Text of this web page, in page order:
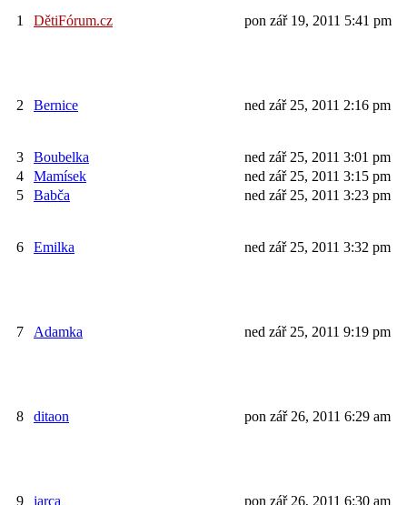
1 DětiFórum.cz pon zář 19, 2011 5:41 pm
2 Bernice ned zář 25, 2011 2:16 pm
3 Boubelka
ned zář 25, 2011 3:01 pm
4
Mamísek
ned zář 25, 2011 3:15 pm
5
Babča ned zář 25, 2011 3:23 pm
6 Emilka ned zář 25, 2011 3:32 pm
7 Adamka ned zář 25, 2011 9:19 pm
8 ditaon pon zář 26, 2011 6:29 am
9 jarca pon zář 26, 2011 6:30 am